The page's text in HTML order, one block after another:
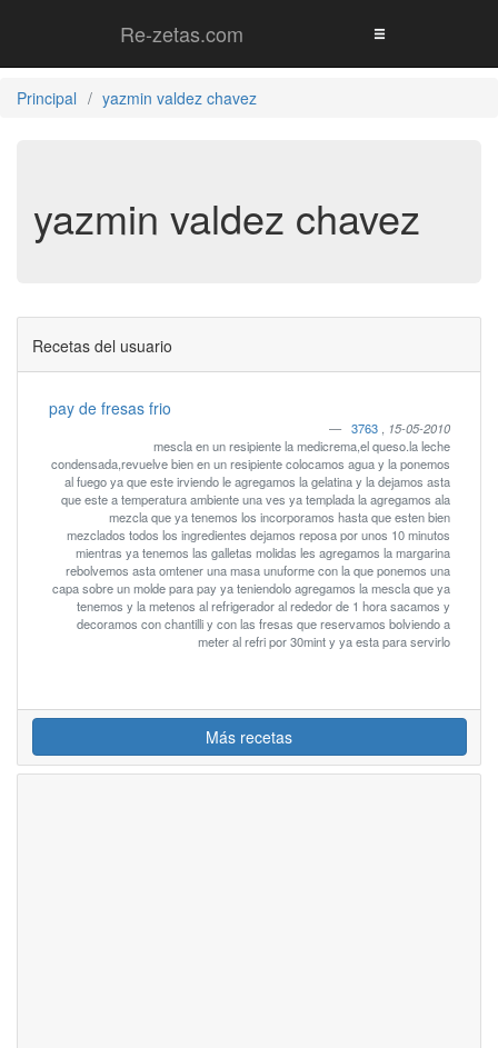
Re-zetas.com
Principal yazmin valdez chavez
yazmin valdez chavez
Recetas del usuario
pay de fresas frio
3763
15-05-2010
mescla en un resipiente la medicrema,el queso.la leche
condensada,revuelve bien en un resipiente colocamos agua y la ponemos
al fuego ya que este irviendo le agregamos la gelatina y la dejamos asta
que este a temperatura ambiente una ves ya templada la agregamos ala
mezcla que ya tenemos los incorporamos hasta que esten bien
mezclados todos los ingredientes dejamos reposa por unos 10 minutos
mientras ya tenemos las galletas molidas les agregamos la margarina
rebolvemos asta omtener una masa unuforme con la que ponemos una
capa sobre un molde para pay ya teniendolo agregamos la mescla que ya
tenemos y la metenos al refrigerador al rededor de 1 hora sacamos y
decoramos con chantilli y con las fresas que reservamos bolviendo a
meter al refri por 30mint y ya esta para servirlo
Más recetas